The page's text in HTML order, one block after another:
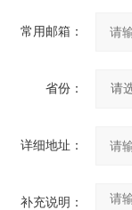
常用邮箱：
省份：
详细地址：
补充说明：